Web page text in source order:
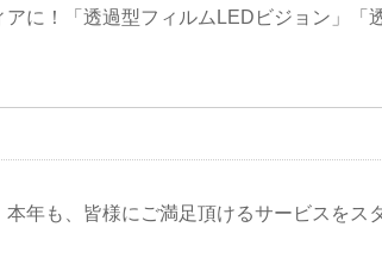
アに！「透過型フィルムLEDビジョン」
年も、皆様にご満足頂けるサービスを